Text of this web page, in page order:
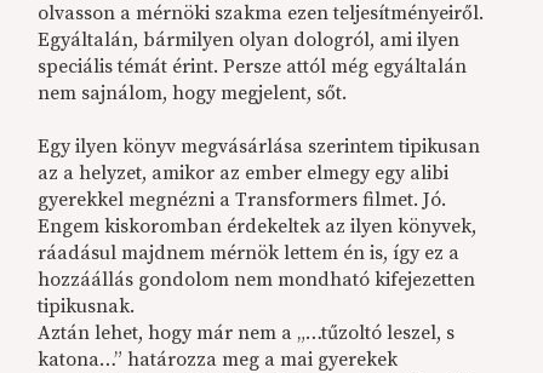
olvasson a mérnöki szakma ezen teljesítményeiről.
Egyáltalán, bármilyen olyan dologról, ami ilyen
speciális témát érint. Persze attól még egyáltalán
nem sajnálom, hogy megjelent, sőt.
Egy ilyen könyv megvásárlása szerintem tipikusan
az a helyzet, amikor az ember elmegy egy alibi
gyerekkel megnézni a Transformers filmet. Jó.
Engem kiskoromban érdekeltek az ilyen könyvek,
ráadásul majdnem mérnök lettem én is, így ez a
hozzáállás gondolom nem mondható kifejezetten
tipikusnak.
Aztán lehet, hogy már nem a „…tűzoltó leszel, s
katona…” határozza meg a mai gyerekek